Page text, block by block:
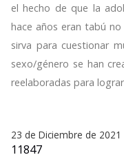
el hecho de que la
hace años eran tabú
sirva para cuestionar
sexo/género se han
reelaboradas para
23 de Diciembre de 2021
11847